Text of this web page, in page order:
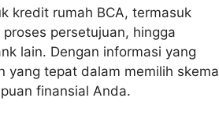
kredit rumah BCA, termasuk
persetujuan, hingga
lain. Dengan informasi yang
yang tepat dalam memilih skema
finansial Anda.